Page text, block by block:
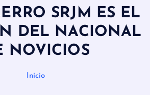
SRJM ES EL
DEL NACIONAL
NOVICIOS
Inicio